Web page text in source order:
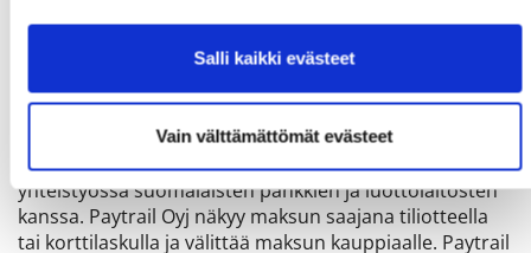
Salli kaikki evästeet
Vain välttämättömät evästeet
kuten perinteinen verkkomaksaminenkin.
Maksupalvelutarjoaja
Maksunvälityspalvelun toteuttajana ja
maksupalveluntarjoajana toimii Paytrail Oyj (2122839-7)
yhteistyössä suomalaisten pankkien ja luottolaitosten
kanssa. Paytrail Oyj näkyy maksun saajana tiliotteella
tai korttilaskulla ja välittää maksun kauppiaalle. Paytrail